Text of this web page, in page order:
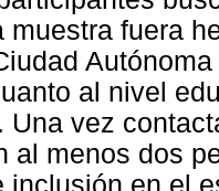
muestra fuera
al nivel
Una vez
al menos dos
inclusión en el